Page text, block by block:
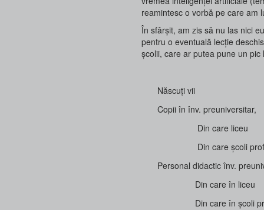
reamintesc o vorbă pe care am
În sfârșit, am zis să nu las nici
pentru o eventuală lecție
școlii, care ar putea pune un
Născuți vii
Copii în înv. preuniversitar,
Din care liceu
Din care școli
Personal didactic înv.
Din care în liceu
Din care în școli